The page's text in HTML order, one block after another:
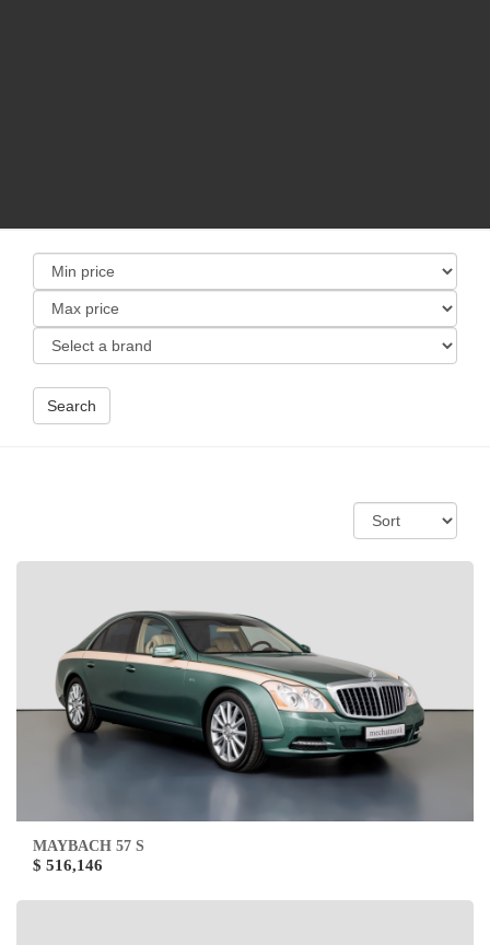
Search
MAYBACH 57 S
$ 516,146